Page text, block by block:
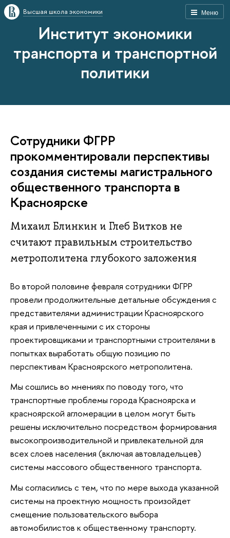
Меню
Высшая школа экономики
Институт экономики
транспорта и транспортной
политики
Сотрудники ФГРР
прокомментировали перспективы
создания системы магистрального
общественного транспорта в
Красноярске
Михаил Блинкин и Глеб Витков не
считают правильным строительство
метрополитена глубокого заложения
Во второй половине февраля сотрудники ФГРР
провели продолжительные детальные обсуждения с
представителями администрации Красноярского
края и привлеченными с их стороны
проектировщиками и транспортными строителями в
попытках выработать общую позицию по
перспективам Красноярского метрополитена.
Мы сошлись во мнениях по поводу того, что
транспортные проблемы города Красноярска и
красноярской агломерации в целом могут быть
решены исключительно посредством формирования
высокопроизводительной и привлекательной для
всех слоев населения (включая автовладельцев)
системы массового общественного транспорта.
Мы согласились с тем, что по мере выхода указанной
системы на проектную мощность произойдет
смещение пользовательского выбора
автомобилистов к общественному транспорту.